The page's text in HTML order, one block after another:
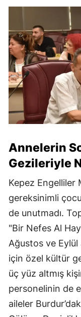
Annelerin
Gezileriyle
Kepez Engelliler
gereksinimli
de unutmadı.
"Bir Nefes Al
Ağustos ve Eylül
için özel kültür
üç yüz altmış
personelinin de
aileler